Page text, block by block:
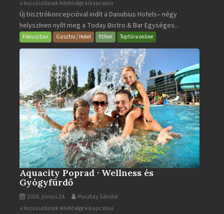
Today
Bistro
&
Bar
bejegyzéshez
a hozzászólások lehetősége kikapcsolva
Új bisztrókoncepcióval indít a Danubius Hotels– négy
helyszínen nyílt meg a Today Bistro & Bar Egységes...
Fókuszban Gasztro / Hotel Itthon Toptúra online
Aquacity Poprad · Wellness és
Gyógyfürdő
2026. június 24. Pusztay Sándor
Aquacity
a hozzászólások lehetősége kikapcsolva